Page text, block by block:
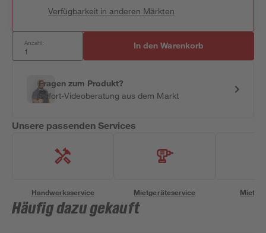
Verfügbarkeit in anderen Märkten
Anzahl: In den Warenkorb
Fragen zum Produkt?
Sofort-Videoberatung aus dem Markt
Unsere passenden Services
Handwerksservice Mietgeräteservice
Häufig dazu gekauft